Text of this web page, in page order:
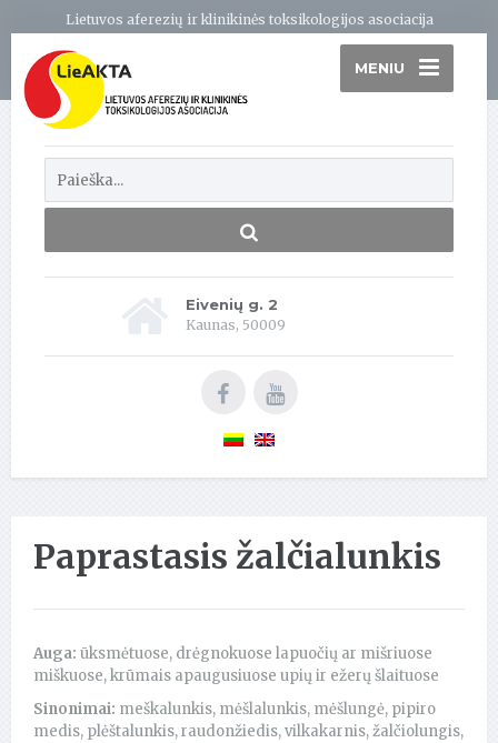
Lietuvos aferezių ir klinikinės toksikologijos asociacija
MENIU
Eivenių g. 2
Kaunas, 50009
Paprastasis žalčialunkis
Auga: ūksmėtuose, drėgnokuose lapuočių ar mišriuose
miškuose, krūmais apaugusiuose upių ir ežerų šlaituose
Sinonimai: meškalunkis, mėšlalunkis, mėšlungė, pipiro
medis, plėštalunkis, raudonžiedis, vilkakarnis, žalčiolungis,